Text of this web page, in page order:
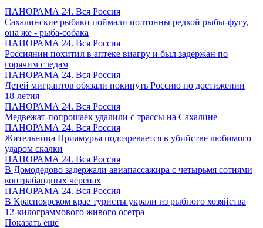
ПАНОРАМА 24. Вся Россия
Сахалинские рыбаки поймали полтонны редкой рыбы-фугу,
она же - рыба-собака
ПАНОРАМА 24. Вся Россия
Россиянин похитил в аптеке виагру и был задержан по
горячим следам
ПАНОРАМА 24. Вся Россия
Детей мигрантов обязали покинуть Россию по достижении
18-летия
ПАНОРАМА 24. Вся Россия
Медвежат-попрошаек удалили с трассы на Сахалине
ПАНОРАМА 24. Вся Россия
Жительница Приамурья подозревается в убийстве любимого
ударом скалки
ПАНОРАМА 24. Вся Россия
В Домодедово задержали авиапассажира с четырьмя сотнями
контрабандных черепах
ПАНОРАМА 24. Вся Россия
В Красноярском крае туристы украли из рыбного хозяйства
12-килограммового живого осетра
Показать ещё